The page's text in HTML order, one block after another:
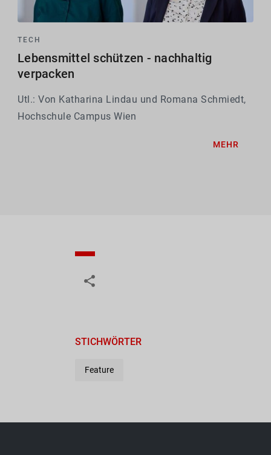
TECH
Lebensmittel schützen - nachhaltig
verpacken
Utl.: Von Katharina Lindau und Romana Schmiedt,
Hochschule Campus Wien
MEHR
STICHWÖRTER
Feature